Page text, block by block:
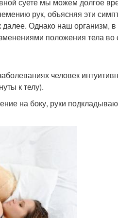
рук, объясняя эти
Однако наш организм, в
положения тела во
человек
к телу).
на боку, руки